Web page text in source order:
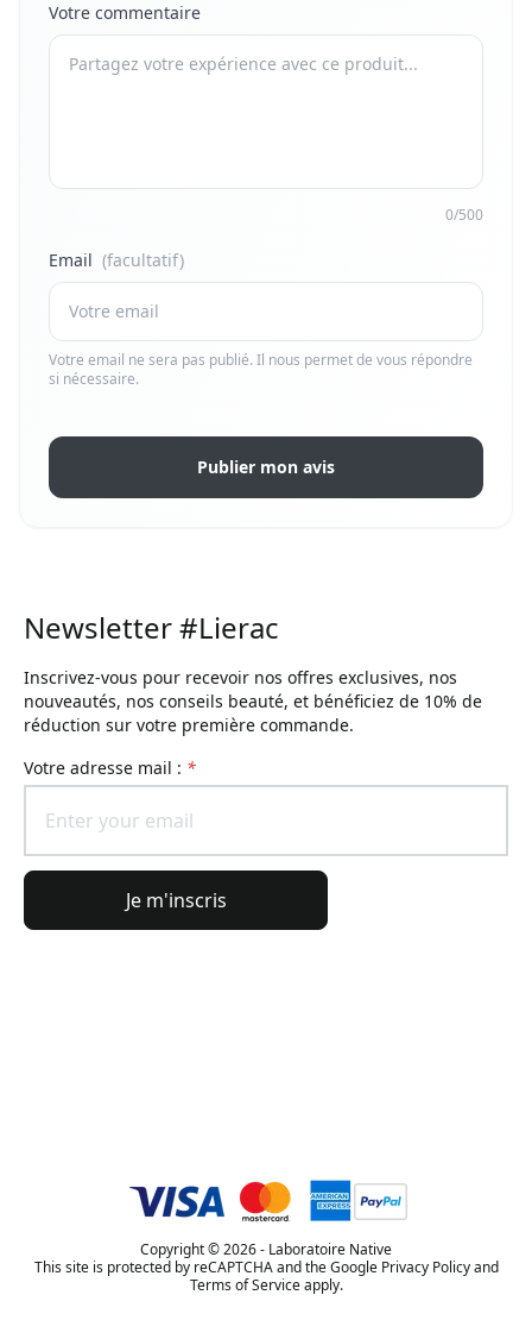
Votre commentaire
0/500
Email (facultatif)
Votre email ne sera pas publié. Il nous permet de vous répondre
si nécessaire.
Publier mon avis
Newsletter #Lierac
Inscrivez-vous pour recevoir nos offres exclusives, nos
nouveautés, nos conseils beauté, et bénéficiez de 10% de
réduction sur votre première commande.
Votre adresse mail : *
Je m'inscris
Copyright © 2026 - Laboratoire Native
This site is protected by reCAPTCHA and the Google Privacy Policy and
Terms of Service apply.